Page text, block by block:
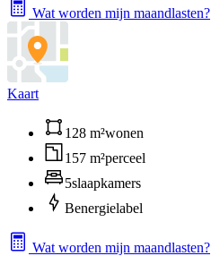
Wat worden mijn maandlasten?
Kaart
128 m²wonen
157 m²perceel
5slaapkamers
Benergielabel
Wat worden mijn maandlasten?